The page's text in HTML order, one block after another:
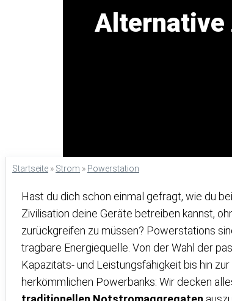
Alternative
Startseite » Strom » Powerstation
Hast du dich schon einmal gefragt, wie du
Zivilisation deine Geräte betreiben kannst,
zurückgreifen zu müssen? Powerstations
tragbare Energiequelle. Von der Wahl der
Kapazitäts- und Leistungsfähigkeit bis hin
herkömmlichen Powerbanks: Wir decken